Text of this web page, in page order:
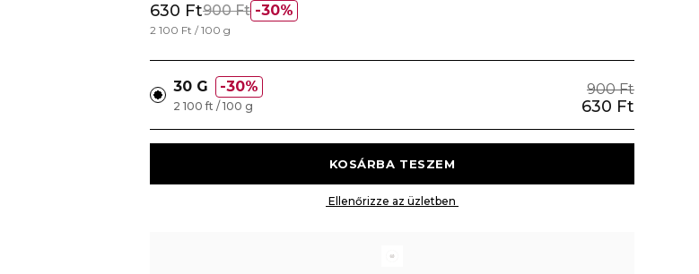
30%
630 Ft900 Ft
2 100 Ft / 100 g
30 G 30% 900 Ft
630 Ft
2 100 ft / 100 g